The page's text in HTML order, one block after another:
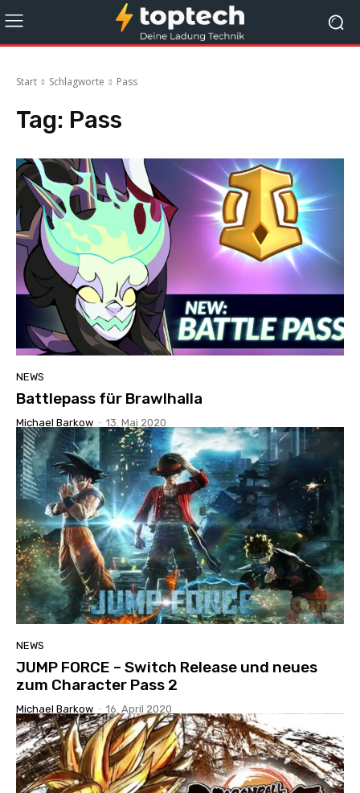
Start Schlagworte Pass
Tag: Pass
NEWS
Battlepass für Brawlhalla
Michael Barkow - 13. Mai 2020
NEWS
JUMP FORCE – Switch Release und neues
zum Character Pass 2
Michael Barkow - 16. April 2020